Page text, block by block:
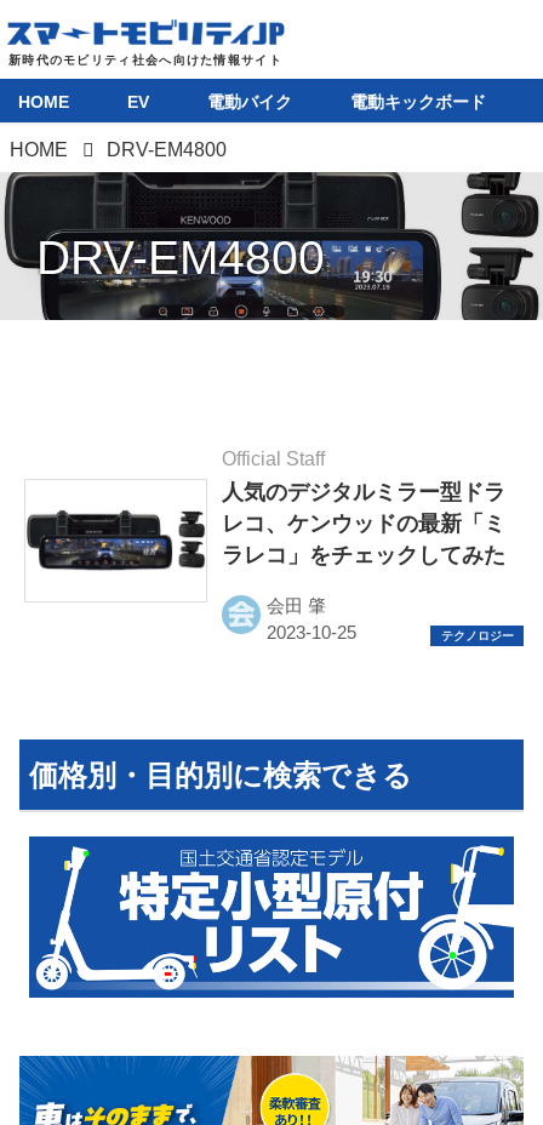
EV
電動バイク
電動キックボード
ライフスタイル
テクノロジー
運営会社
HOME EV 電動バイク 電動キックボード
HOME DRV-EM4800
DRV-EM4800
Official Staff
人気のデジタルミラー型ドラ
レコ、ケンウッドの最新「ミ
ラレコ」をチェックしてみた
会田 肇
価格別・目的別に検索できる